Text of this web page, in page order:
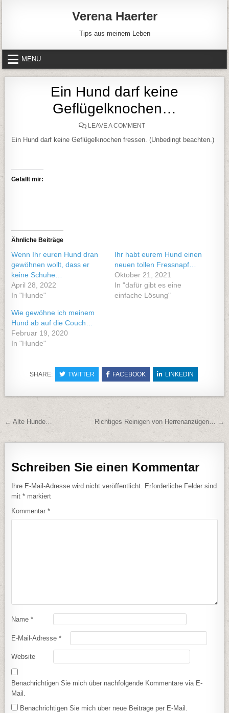
Verena Haerter
Tips aus meinem Leben
MENU
Ein Hund darf keine
Geflügelknochen…
LEAVE A COMMENTON EIN HUND DARF KEINE
Ein Hund darf keine Geflügelknochen fressen. (Unbedingt beachten.)
Gefällt mir:
Ähnliche Beiträge
Wenn Ihr euren Hund dran
gewöhnen wollt, dass er
keine Schuhe…
April 28, 2022
In "Hunde"
Ihr habt eurem Hund einen
neuen tollen Fressnapf…
Oktober 21, 2021
In "dafür gibt es eine
einfache Lösung"
Wie gewöhne ich meinem
Hund ab auf die Couch…
Februar 19, 2020
In "Hunde"
SHARE: TWITTER FACEBOOK LINKEDIN
BeitragsnavigationRichtiges Reinigen von Herrenanzügen… →
← Alte Hunde…
Schreiben Sie einen Kommentar
Ihre E-Mail-Adresse wird nicht veröffentlicht.
Erforderliche Felder sind
mit* markiert
Kommentar*
Name*
E-Mail-Adresse*
Website
Benachrichtigen Sie mich über nachfolgende Kommentare via E-
Mail.
Benachrichtigen Sie mich über neue Beiträge per E-Mail.